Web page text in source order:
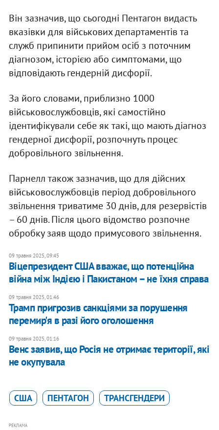
Він зазначив, що сьогодні Пентагон видасть
вказівки для військових департаментів та
служб припинити прийом осіб з поточним
діагнозом, історією або симптомами, що
відповідають гендерній дисфорії.
За його словами, приблизно 1000
військовослужбовців, які самостійно
ідентифікували себе як такі, що мають діагноз
гендерної дисфорії, розпочнуть процес
добровільного звільнення.
Парнелл також зазначив, що для дійсних
військовослужбовців період добровільного
звільнення триватиме 30 днів, для резервістів
– 60 днів. Після цього відомство розпочне
обробку заяв щодо примусового звільнення.
09 травня 2025, 09:45
Віцепрезидент США вважає, що потенційна
війна між Індією і Пакистаном – не їхня справа
09 травня 2025, 01:46
Трамп пригрозив санкціями за порушення
перемир'я в разі його оголошення
09 травня 2025, 01:16
Венс заявив, що Росія не отримає території, які
не окупувала
США ПЕНТАГОН ТРАНСГЕНДЕРИ
РЕКЛАМА